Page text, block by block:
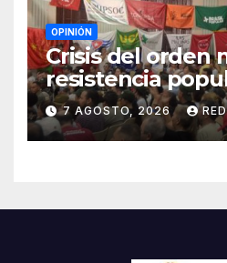
OPINIÓN
Crisis del orden
resistencia
el inicio de la IV
Continental de
Movimientos en
7 AGOSTO, 2026